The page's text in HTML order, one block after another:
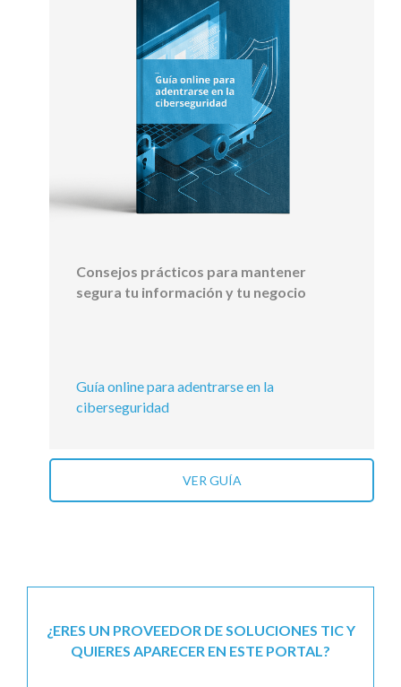
Consejos prácticos para mantener
segura tu información y tu negocio
Guía online para adentrarse en la
ciberseguridad
VER GUÍA
¿ERES UN PROVEEDOR DE SOLUCIONES TIC Y
QUIERES APARECER EN ESTE PORTAL?